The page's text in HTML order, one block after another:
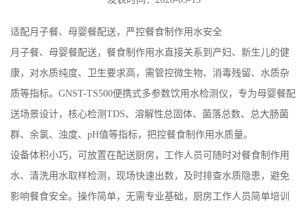
适配月子餐、母婴餐配送，严控餐食制作用水安全
月子餐、母婴餐配送，餐食制作用水直接关系到产妇、新生儿的健
康，对水质纯度、卫生要求高，需管控微生物、消毒残留、水质杂
质等指标。GNST-TS500便携式多参数饮用水检测仪，专为母婴餐配
送场景设计，核心检测TDS、溶解性总固体、菌落总数、总大肠菌
群、余氯、浊度、pH值等指标，把控餐食制作用水质量。
设备体积小巧，可放置在配送厨房，工作人员可随时对餐食制作用
水、清洗用水取样检测，现场快速出数，及时排查水质隐患，避免
影响餐食安全。操作简单，无需专业基础，厨房工作人员简单培训